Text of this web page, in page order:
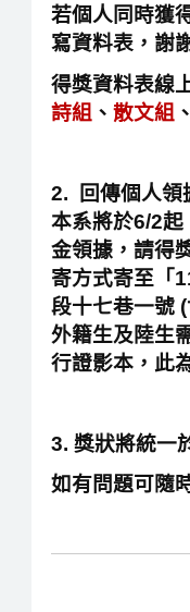
若個人同時獲
寫資料表，謝
得獎資料表線
詩組 、 散文組 、
2. 回傳個人領
本系將於6/2起
金領據，請得
寄方式寄至「
段十七巷一號 (
外籍生及陸生
行證影本，此
3. 獎狀將統一
如有問題可隨